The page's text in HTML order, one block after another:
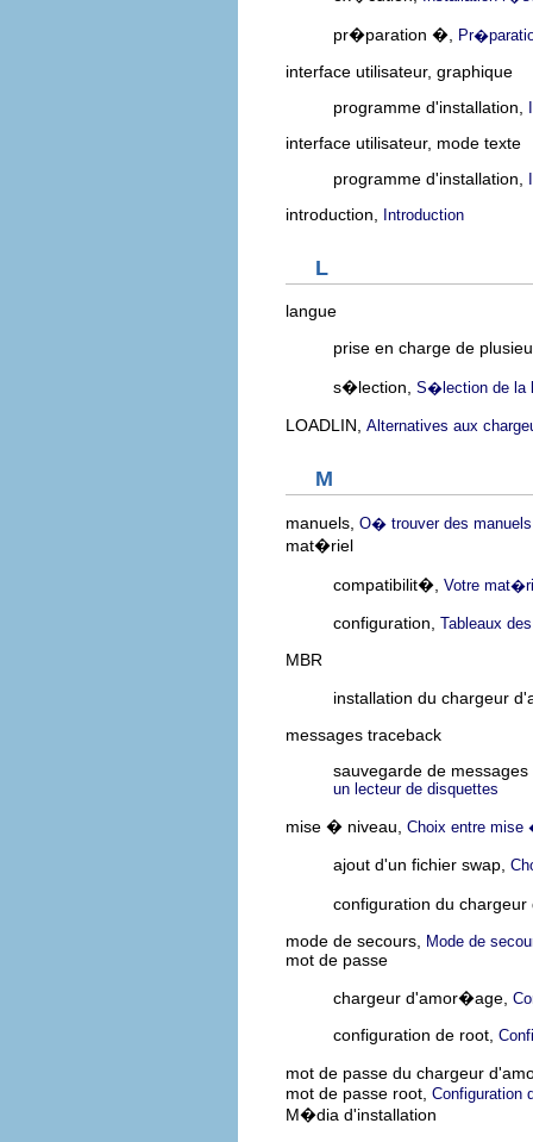
pr�paration �,
interface utilisateur, graphique
programme d'installation,
interface utilisateur, mode texte
programme d'installation,
introduction, Introduction
L
langue
prise en charge de
s�lection, S�lection de la
LOADLIN, Alternatives aux
M
manuels, O� trouver des
mat�riel
compatibilit�, Votre
configuration, Tableaux
MBR
installation du chargeur
messages traceback
sauvegarde de
un lecteur de disquettes
mise � niveau, Choix entre
ajout d'un fichier swap,
configuration du
mode de secours,
Mode de
mot de passe
chargeur d'amor�age,
configuration de root,
mot de passe du chargeur
mot de passe root, Configuration
M�dia d'installation